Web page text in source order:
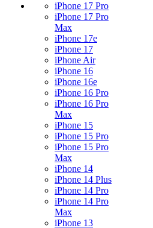
iPhone 17 Pro
iPhone 17 Pro
Max
iPhone 17e
iPhone 17
iPhone Air
iPhone 16
iPhone 16e
iPhone 16 Pro
iPhone 16 Pro
Max
iPhone 15
iPhone 15 Pro
iPhone 15 Pro
Max
iPhone 14
iPhone 14 Plus
iPhone 14 Pro
iPhone 14 Pro
Max
iPhone 13